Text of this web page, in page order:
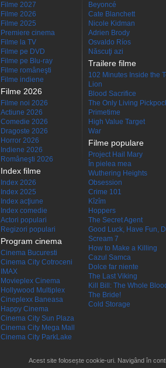
Filme 2027
Filme 2026
Filme 2025
Premiere cinema
Filme la TV
Filme pe DVD
Filme pe Blu-ray
Filme româneşti
Filme indiene
Filme 2026
Filme noi 2026
Actiune 2026
Comedie 2026
Dragoste 2026
Horror 2026
Indiene 2026
Româneşti 2026
Index filme
Index 2026
Index 2025
Index acţiune
Index comedie
Actori populari
Regizori populari
Program cinema
Cinema Bucuresti
Cinema City Cotroceni
IMAX
Movieplex Cinema
Hollywood Multiplex
Cineplexx Baneasa
Happy Cinema
Cinema City Sun Plaza
Cinema City Mega Mall
Cinema City ParkLake
Beyoncé
Cate Blanchett
Nicole Kidman
Adrien Brody
Osvaldo Ríos
Născuţi azi
Trailere filme
102 Minutes Inside the
Lion
Blood Sacrifice
The Only Living
Primetime
High Value Target
War
Filme populare
Project Hail Mary
În pielea mea
Wuthering Heights
Obsession
Crime 101
Kîzîm
Hoppers
The Secret Agent
Good Luck, Have Fun,
Scream 7
How to Make a Killing
Cazul Samca
Dolce far niente
The Last Viking
Kill Bill: The Whole
The Bride!
Cold Storage
Acest site folosește cookie-uri. Navigând în